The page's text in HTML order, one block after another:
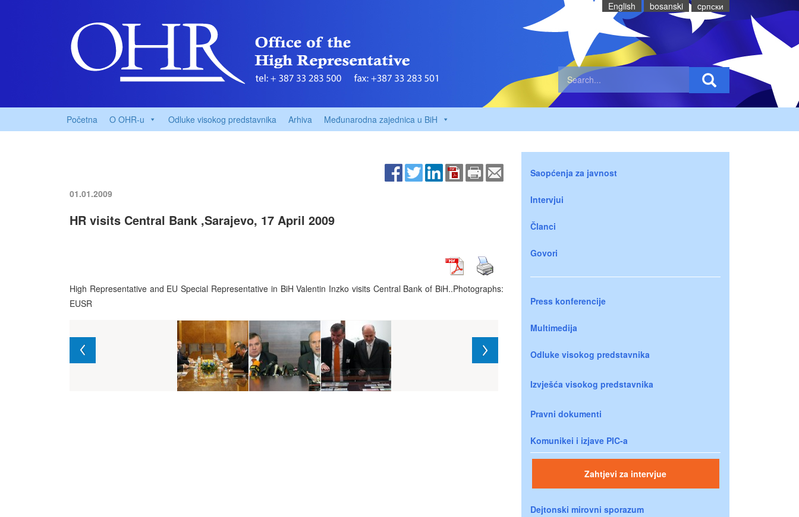
English bosanski cрпски
Početna O OHR-u Odluke visokog predstavnika Arhiva Međunarodna zajednica u BiH
01.01.2009
HR visits Central Bank ,Sarajevo, 17 April 2009
High Representative and EU Special Representative in BiH Valentin Inzko visits Central Bank of BiH..Photographs:
EUSR
Saopćenja za javnost
Intervjui
Članci
Govori
Press konferencije
Multimedija
Odluke visokog predstavnika
Izvješća visokog predstavnika
Pravni dokumenti
Komunikei i izjave PIC-a
Zahtjevi za intervjue
Dejtonski mirovni sporazum